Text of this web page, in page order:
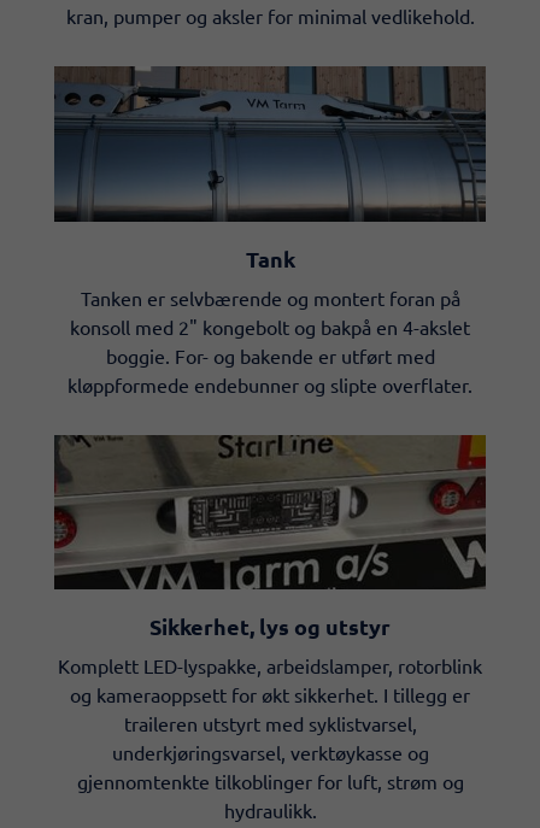
kran, pumper og aksler for minimal vedlikehold.
Tank
Tanken er selvbærende og montert foran på
konsoll med 2" kongebolt og bakpå en 4-akslet
boggie. For- og bakende er utført med
kløppformede endebunner og slipte overflater.
Sikkerhet, lys og utstyr
Komplett LED-lyspakke, arbeidslamper, rotorblink
og kameraoppsett for økt sikkerhet. I tillegg er
traileren utstyrt med syklistvarsel,
underkjøringsvarsel, verktøykasse og
gjennomtenkte tilkoblinger for luft, strøm og
hydraulikk.